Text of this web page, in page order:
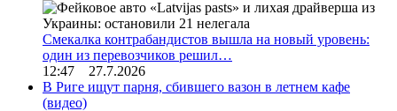
Смекалка контрабандистов вышла на новый уровень:
один из перевозчиков решил…
12:47 27.7.2026
В Риге ищут парня, сбившего вазон в летнем кафе
(видео)